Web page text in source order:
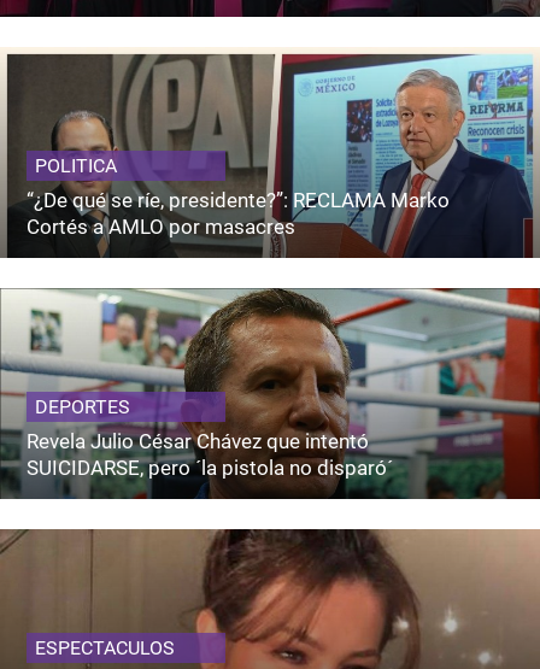
POLITICA
“¿De qué se ríe, presidente?”: RECLAMA Marko
Cortés a AMLO por masacres
DEPORTES
Revela Julio César Chávez que intentó
SUICIDARSE, pero ´la pistola no disparó´
ESPECTACULOS